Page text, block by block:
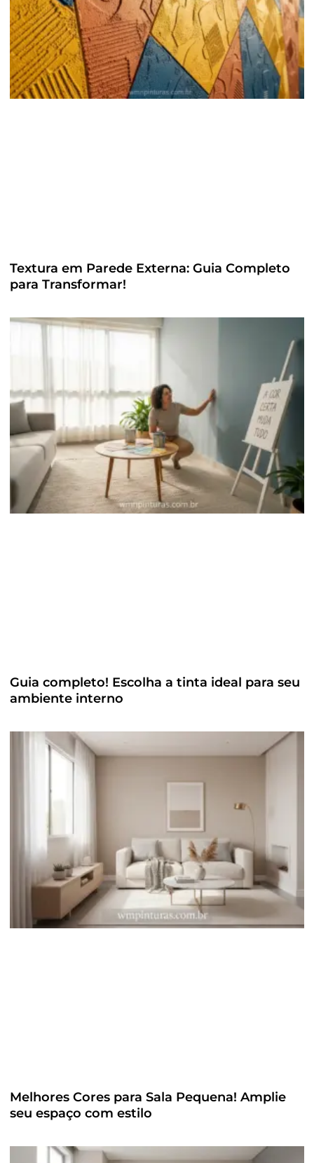
Textura em Parede Externa: Guia Completo
para Transformar!
Guia completo! Escolha a tinta ideal para seu
ambiente interno
Melhores Cores para Sala Pequena! Amplie
seu espaço com estilo